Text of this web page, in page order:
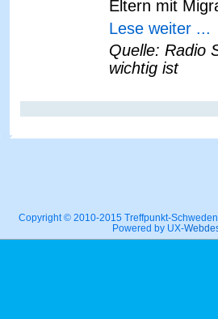
Eltern mit
Lese weiter ...
Quelle: Radio
wichtig ist
Copyright © 2010-2015 Treffpunkt-
Powered by UX-